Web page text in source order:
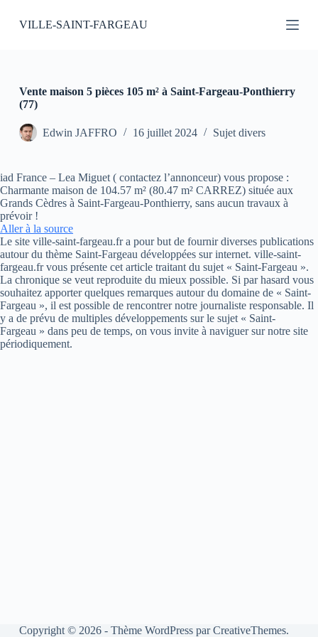
u
o
n
u
VILLE-SAINT-FARGEAU
Vente maison 5 pièces 105 m² à Saint-Fargeau-Ponthierry
(77)
Edwin JAFFRO 16 juillet 2024 Sujet divers
iad France – Lea Miguet ( contactez l’annonceur) vous propose :
Charmante maison de 104.57 m² (80.47 m² CARREZ) située aux
Grands Cèdres à Saint-Fargeau-Ponthierry, sans aucun travaux à
prévoir !
Aller à la source
Le site ville-saint-fargeau.fr a pour but de fournir diverses publications
autour du thème Saint-Fargeau développées sur internet. ville-saint-
fargeau.fr vous présente cet article traitant du sujet « Saint-Fargeau ».
La chronique se veut reproduite du mieux possible. Si par hasard vous
souhaitez apporter quelques remarques autour du domaine de « Saint-
Fargeau », il est possible de rencontrer notre journaliste responsable. Il
y a de prévu de multiples développements sur le sujet « Saint-
Fargeau » dans peu de temps, on vous invite à naviguer sur notre site
périodiquement.
Copyright © 2026 - Thème WordPress parCreativeThemes.